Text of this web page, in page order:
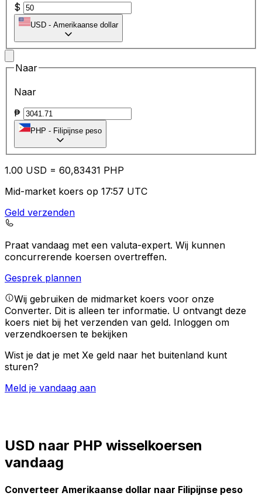
$
USD - Amerikaanse dollar
Naar
Naar
₱
PHP - Filipijnse peso
1.00 USD = 60,83431 PHP
Mid-market koers op 17:57 UTC
Geld verzenden
Praat vandaag met een valuta-expert. Wij kunnen
concurrerende koersen overtreffen.
Gesprek plannen
Wij gebruiken de midmarket koers voor onze
Converter. Dit is alleen ter informatie. U ontvangt deze
koers niet bij het verzenden van geld. Inloggen om
verzendkoersen te bekijken
Wist je dat je met Xe geld naar het buitenland kunt
sturen?
Meld je vandaag aan
USD naar PHP wisselkoersen
vandaag
Converteer Amerikaanse dollar naar Filipijnse peso